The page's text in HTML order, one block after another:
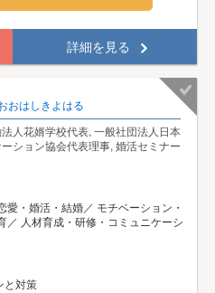
詳細を見る
おはしきよはる
人花婿学校代表, 一般社団法人日本
ション協会代表理事, 婚活セミナー
愛・婚活・結婚／ モチベーション・
／ 人材育成・研修・コミュニケーシ
と対策